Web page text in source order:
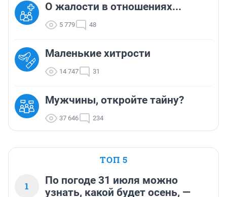
О жалости в отношениях...
5 779 48
Маленькие хитрости
14 747 31
Мужчины, откройте тайну?
37 646 234
ТОП 5
1
По погоде 31 июля можно
узнать, какой будет осень, —